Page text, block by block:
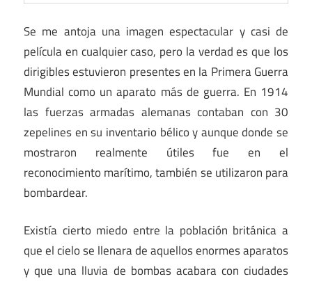
Se me antoja una imagen espectacular y casi de
película en cualquier caso, pero la verdad es que los
dirigibles estuvieron presentes en la Primera Guerra
Mundial como un aparato más de guerra. En 1914
las fuerzas armadas alemanas contaban con 30
zepelines en su inventario bélico y aunque donde se
mostraron realmente útiles fue en el
reconocimiento marítimo, también se utilizaron para
bombardear.
Existía cierto miedo entre la población británica a
que el cielo se llenara de aquellos enormes aparatos
y que una lluvia de bombas acabara con ciudades